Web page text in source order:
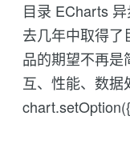
目录 ECharts
去几年中取得了
品的期望不再是
互、性能、数据